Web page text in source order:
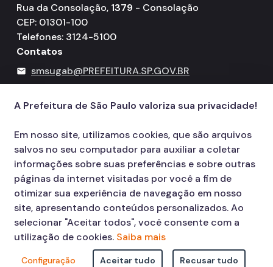
Rua da Consolação, 1379 - Consolação
CEP: 01301-100
Telefones: 3124-5100
Contatos
mail smsugab@PREFEITURA.SP.GOV.BR
156
© COPYRIGHT 2026, Prefeitura Municipal de São Paulo Viaduto do Cha,
A Prefeitura de São Paulo valoriza sua privacidade!
Em nosso site, utilizamos cookies, que são arquivos
salvos no seu computador para auxiliar a coletar
informações sobre suas preferências e sobre outras
páginas da internet visitadas por você a fim de
otimizar sua experiência de navegação em nosso
site, apresentando conteúdos personalizados. Ao
selecionar "Aceitar todos", você consente com a
utilização de cookies. Saiba mais
Configuração Aceitar tudo Recusar tudo